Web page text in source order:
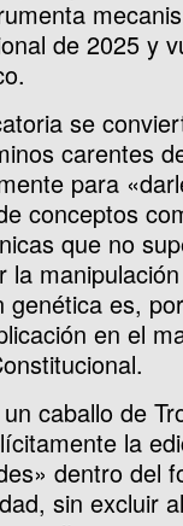
de 2025 y
se
carentes
para
conceptos
que no
es,
en el
caballo de
la
dentro del
sin excluir